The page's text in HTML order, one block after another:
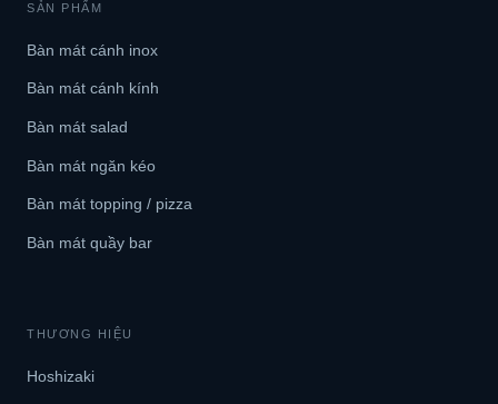
SẢN PHẨM
Bàn mát cánh inox
Bàn mát cánh kính
Bàn mát salad
Bàn mát ngăn kéo
Bàn mát topping / pizza
Bàn mát quầy bar
THƯƠNG HIỆU
Hoshizaki